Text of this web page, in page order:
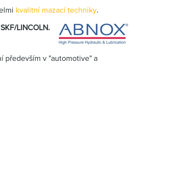
kvalitní mazací techniky.
SKF/LINCOLN.
především v "automotive" a